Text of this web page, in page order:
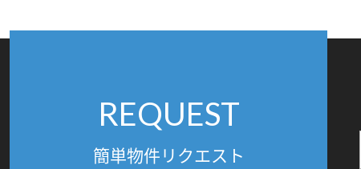
REQUEST
簡単物件リクエスト